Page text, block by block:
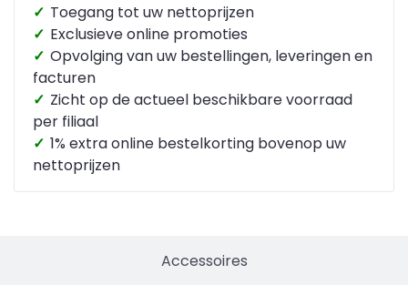
✓ Toegang tot uw nettoprijzen
✓ Exclusieve online promoties
✓ Opvolging van uw bestellingen, leveringen en
facturen
✓ Zicht op de actueel beschikbare voorraad
per filiaal
✓ 1% extra online bestelkorting bovenop uw
nettoprijzen
Accessoires